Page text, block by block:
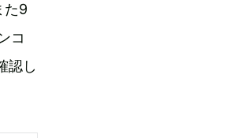
た9
コ
認し